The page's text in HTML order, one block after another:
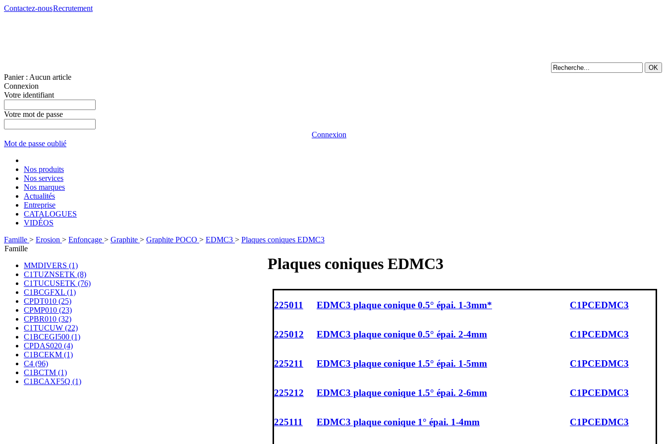
Contactez-nousRecrutement
Panier : Aucun article
Connexion
Votre identifiant
Votre mot de passe
Connexion
Mot de passe oublié
Nos produits
Nos services
Nos marques
Actualités
Entreprise
CATALOGUES
VIDÉOS
Famille > Erosion > Enfonçage > Graphite > Graphite POCO > EDMC3 > Plaques coniques EDMC3
Famille
MMDIVERS (1)
C1TUZNSETK (8)
C1TUCUSETK (76)
C1BCGFXL (1)
CPDT010 (25)
CPMP010 (23)
CPBR010 (32)
C1TUCUW (22)
C1BCEGI500 (1)
CPDAS020 (4)
C1BCEKM (1)
C4 (96)
C1BCTM (1)
C1BCAXF5Q (1)
Plaques coniques EDMC3
225011 EDMC3 plaque conique 0.5° épai. 1-3mm* C1PCEDMC3
225012 EDMC3 plaque conique 0.5° épai. 2-4mm C1PCEDMC3
225211 EDMC3 plaque conique 1.5° épai. 1-5mm C1PCEDMC3
225212 EDMC3 plaque conique 1.5° épai. 2-6mm C1PCEDMC3
225111 EDMC3 plaque conique 1° épai. 1-4mm C1PCEDMC3